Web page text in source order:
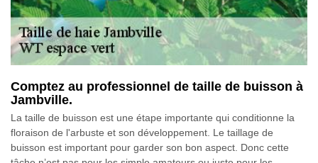
Comptez au professionnel de taille de buisson à
Jambville.
La taille de buisson est une étape importante qui conditionne la
floraison de l'arbuste et son développement. Le taillage de
buisson est important pour garder son bon aspect. Donc cette